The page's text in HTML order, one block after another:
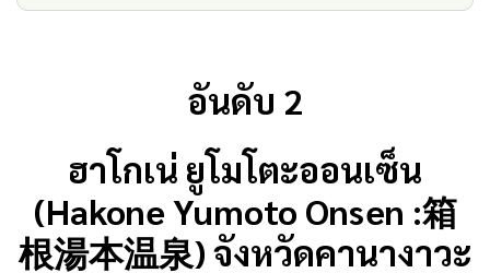
อันดับ 2
ฮาโกเน่ ยูโมโตะออนเซ็น
(Hakone Yumoto Onsen :箱
根湯本温泉) จังหวัดคานางาวะ